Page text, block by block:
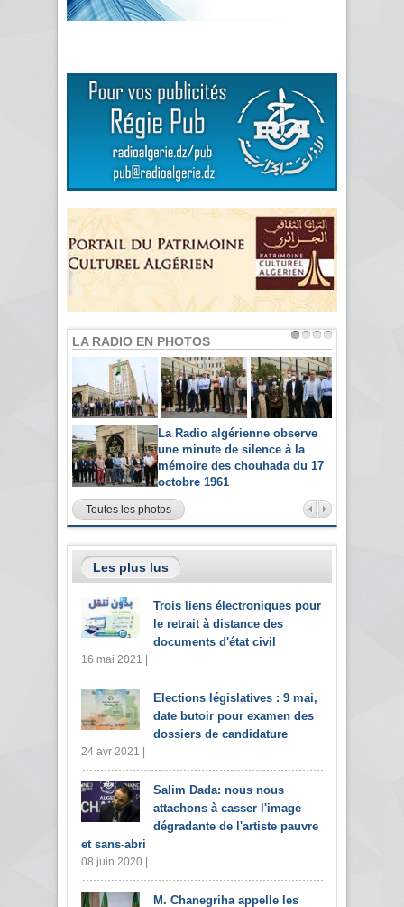
LA RADIO EN PHOTOS
La Radio algérienne observe
une minute de silence à la
mémoire des chouhada du 17
octobre 1961
Toutes les photos
Les plus lus
Trois liens électroniques pour
le retrait à distance des
documents d'état civil
16 mai 2021 |
Elections législatives : 9 mai,
date butoir pour examen des
dossiers de candidature
24 avr 2021 |
Salim Dada: nous nous
attachons à casser l'image
dégradante de l'artiste pauvre
et sans-abri
08 juin 2020 |
M. Chanegriha appelle les